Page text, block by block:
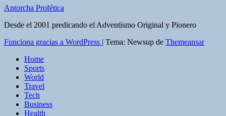
Antorcha Profética
Desde el 2001 predicando el Adventismo Original y Pionero
Funciona gracias a WordPress | Tema: Newsup de Themeansar
Home
Sports
World
Travel
Tech
Business
Health